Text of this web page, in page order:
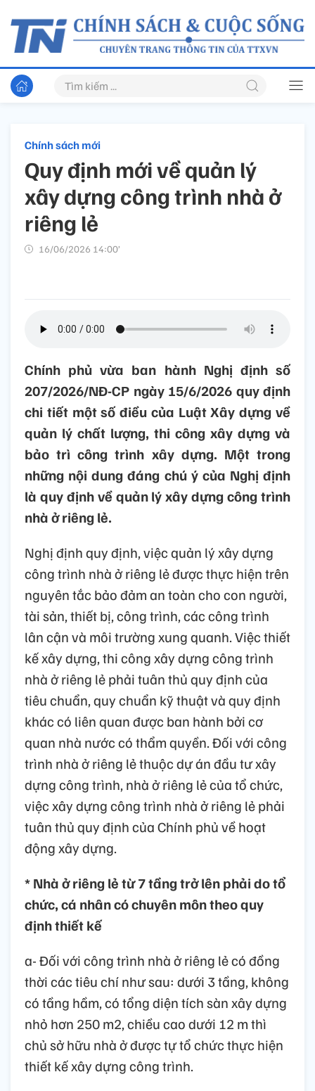
Chính sách mới
Quy định mới về quản lý
xây dựng công trình nhà ở
riêng lẻ
16/06/2026 14:00’
Chính phủ vừa ban hành Nghị định số
207/2026/NĐ-CP ngày 15/6/2026 quy định
chi tiết một số điều của Luật Xây dựng về
quản lý chất lượng, thi công xây dựng và
bảo trì công trình xây dựng. Một trong
những nội dung đáng chú ý của Nghị định
là quy định về quản lý xây dựng công trình
nhà ở riêng lẻ.
Nghị định quy định, việc quản lý xây dựng
công trình nhà ở riêng lẻ được thực hiện trên
nguyên tắc bảo đảm an toàn cho con người,
tài sản, thiết bị, công trình, các công trình
lân cận và môi trường xung quanh. Việc thiết
kế xây dựng, thi công xây dựng công trình
nhà ở riêng lẻ phải tuân thủ quy định của
tiêu chuẩn, quy chuẩn kỹ thuật và quy định
khác có liên quan được ban hành bởi cơ
quan nhà nước có thẩm quyền. Đối với công
trình nhà ở riêng lẻ thuộc dự án đầu tư xây
dựng công trình, nhà ở riêng lẻ của tổ chức,
việc xây dựng công trình nhà ở riêng lẻ phải
tuân thủ quy định của Chính phủ về hoạt
động xây dựng.
* Nhà ở riêng lẻ từ 7 tầng trở lên phải do tổ
chức, cá nhân có chuyên môn theo quy
định thiết kế
a- Đối với công trình nhà ở riêng lẻ có đồng
thời các tiêu chí như sau: dưới 3 tầng, không
có tầng hầm, có tổng diện tích sàn xây dựng
nhỏ hơn 250 m2, chiều cao dưới 12 m thì
chủ sở hữu nhà ở được tự tổ chức thực hiện
thiết kế xây dựng công trình.